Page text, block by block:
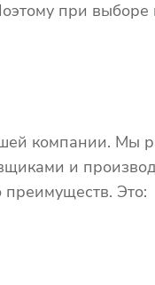
при
компании. Мы
и
Это: